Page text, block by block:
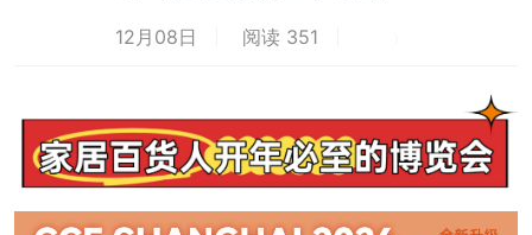
12月08日 阅读 351